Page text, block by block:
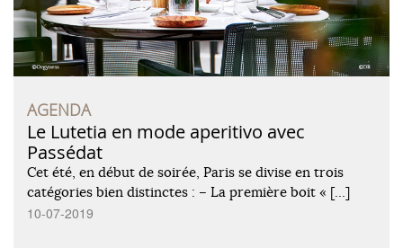
AGENDA
Le Lutetia en mode aperitivo avec
Passédat
Cet été, en début de soirée, Paris se divise en trois
catégories bien distinctes : – La première boit « […]
10-07-2019